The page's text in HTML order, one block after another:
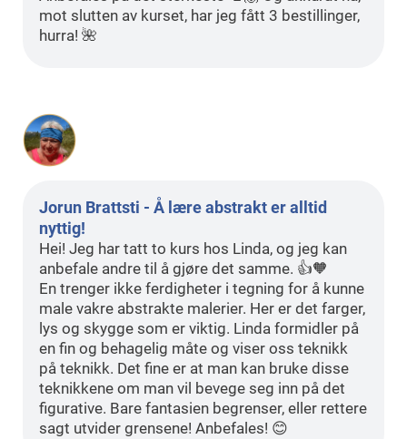
mot slutten av kurset, har jeg fått 3 bestillinger,
hurra! 🌺
Jorun Brattsti - Å lære abstrakt er alltid
nyttig!
Hei! Jeg har tatt to kurs hos Linda, og jeg kan
anbefale andre til å gjøre det samme. 👍🧡
En trenger ikke ferdigheter i tegning for å kunne
male vakre abstrakte malerier. Her er det farger,
lys og skygge som er viktig. Linda formidler på
en fin og behagelig måte og viser oss teknikk
på teknikk. Det fine er at man kan bruke disse
teknikkene om man vil bevege seg inn på det
figurative. Bare fantasien begrenser, eller rettere
sagt utvider grensene! Anbefales! 😊